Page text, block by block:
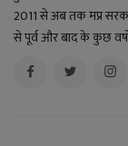
2011 से अब तक मप्र
से पूर्व और बाद के कुछ